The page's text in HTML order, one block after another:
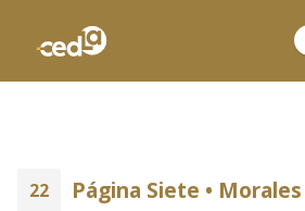
22
Página Siete •